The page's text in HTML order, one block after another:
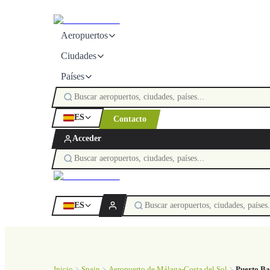
Aeropuertos
Ciudades
Países
ES Contacto
Acceder
ES